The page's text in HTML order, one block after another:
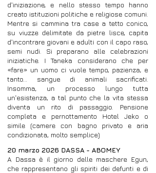
d'iniziazione, e nello stesso tempo hanno
creato istituzioni politiche e religiose comuni.
Mentre si cammina tra case a tetto conico,
su viuzze delimitate da pietre lisce, capita
d'incontrare giovani e adulti con il capo raso,
semi nudi. Si preparano alle celebrazioni
iniziatiche. I Taneka considerano che per
«fare» un uomo ci vuole tempo, pazienza, e
tanto... sangue di animali sacrificati.
Insomma, un processo lungo tutta
un'esistenza, a tal punto che la vita stessa
diventa un rito di passaggio. Pensione
completa e pernottamento Hotel Jeko o
simile (camere con bagno privato e aria
condizionata, molto semplice)
20 marzo 2026 DASSA - ABOMEY
A Dassa è il giorno delle maschere Egun,
che rappresentano gli spiriti dei defunti e di